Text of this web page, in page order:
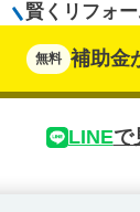
賢くリフォ
無料 補助金
LINEで